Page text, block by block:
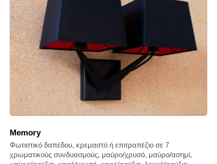
Memory
Φωτιστικό δαπέδου, κρεμαστό ή επιτραπέζιο σε 7
χρωματικούς συνδυασμούς, μαύρο/χρυσό, μαύρο/ασημί,